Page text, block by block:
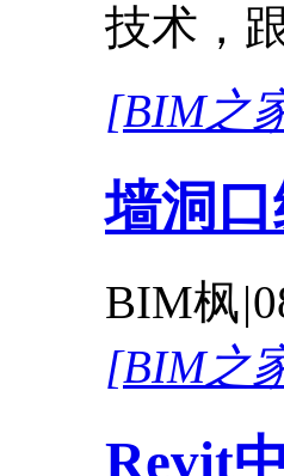
技术，
[BIM之
墙洞
BIM枫|
[BIM之
Revit